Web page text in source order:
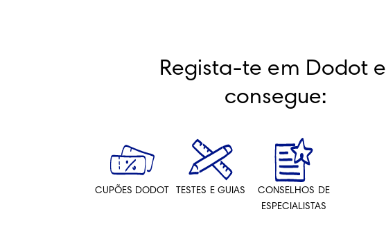
Regista-te em Dodot e
consegue:
CUPÕES DODOT TESTES E GUIAS
CONSELHOS DE
ESPECIALISTAS